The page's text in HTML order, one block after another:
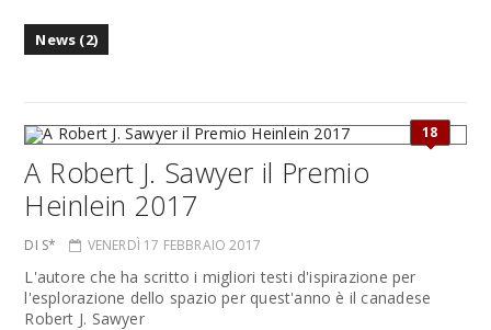
News (2)
18
A Robert J. Sawyer il Premio
Heinlein 2017
DI S* VENERDÌ 17 FEBBRAIO 2017
L'autore che ha scritto i migliori testi d'ispirazione per
l'esplorazione dello spazio per quest'anno è il canadese
Robert J. Sawyer